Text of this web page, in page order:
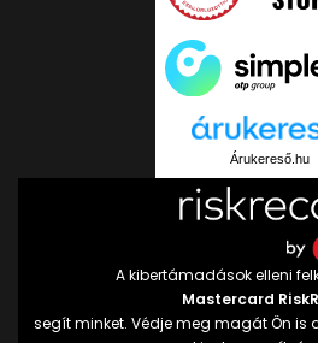
Árukereső.hu
A kibertámadások elleni
Mastercard
segít minket. Védje meg magát Ön is